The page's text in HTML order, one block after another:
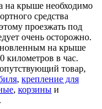
на крыше необходимо
средства
проезжать под
очень осторожно.
на крыше
километров в час.
товар,
, крепление для
, корзины и
.